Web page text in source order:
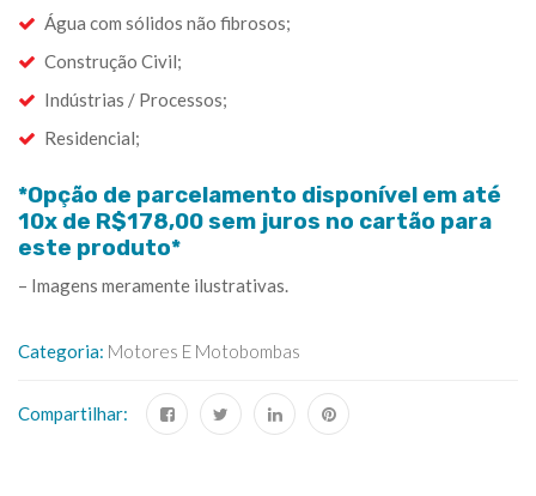
Água com sólidos não fibrosos;
Construção Civil;
Indústrias / Processos;
Residencial;
*Opção de parcelamento disponível em até
10x de R$178,00 sem juros no cartão para
este produto*
– Imagens meramente ilustrativas.
Categoria: Motores E Motobombas
Compartilhar: